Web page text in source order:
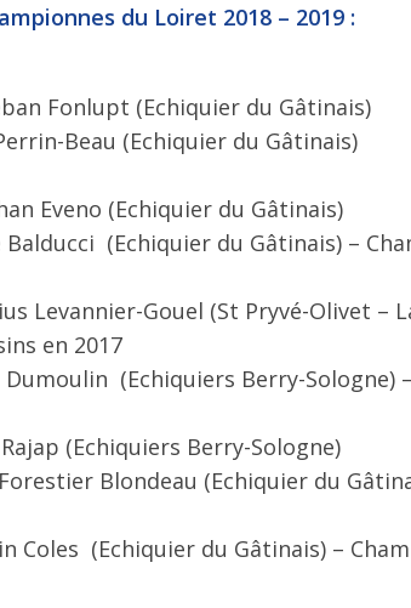
du Loiret 2018 – 2019 :
Fonlupt (Echiquier du Gâtinais)
Beau (Echiquier du Gâtinais)
Eveno (Echiquier du Gâtinais)
Balducci (Echiquier du Gâtinais) –
Levannier-Gouel (St Pryvé-Olivet –
en 2017
Dumoulin (Echiquiers Berry-Sologne)
(Echiquiers Berry-Sologne)
Blondeau (Echiquier du
Coles (Echiquier du Gâtinais) –